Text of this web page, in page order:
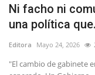
Ni facho ni
una política
Editora Mayo 24, 2026
"El cambio de gabinete